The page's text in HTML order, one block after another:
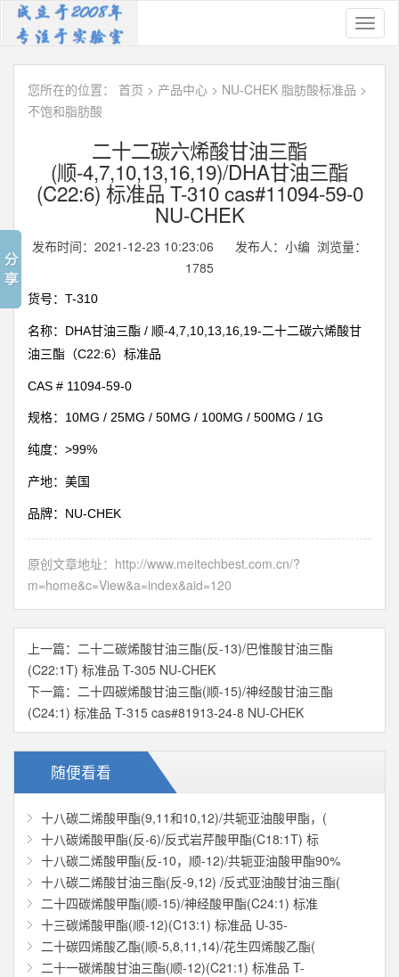
您所在的位置： 首页 > 产品中心 > NU-CHEK 脂肪酸标准品 >
不饱和脂肪酸
二十二碳六烯酸甘油三酯
(顺-4,7,10,13,16,19)/DHA甘油三酯
(C22:6) 标准品 T-310 cas#11094-59-0
NU-CHEK
发布时间：2021-12-23 10:23:06 发布人：小编 浏览量：
1785
货号： T-310
名称： DHA甘油三酯 / 顺-4,7,10,13,16,19-二十二碳六烯酸甘
油三酯（C22:6）标准品
CAS # 11094-59-0
规格： 10MG / 25MG / 50MG / 100MG / 500MG / 1G
纯度： >99%
产地：美国
品牌： NU-CHEK
原创文章地址： http://www.meitechbest.com.cn/?
m=home&c=View&a=index&aid=120
上一篇： 二十二碳烯酸甘油三酯(反-13)/巴惟酸甘油三酯
(C22:1T) 标准品 T-305 NU-CHEK
下一篇： 二十四碳烯酸甘油三酯(顺-15)/神经酸甘油三酯
(C24:1) 标准品 T-315 cas#81913-24-8 NU-CHEK
随便看看
十八碳二烯酸甲酯(9,11和10,12)/共轭亚油酸甲酯，(
十八碳烯酸甲酯(反-6)/反式岩芹酸甲酯(C18:1T) 标
十八碳二烯酸甲酯(反-10，顺-12)/共轭亚油酸甲酯90%
十八碳二烯酸甘油三酯(反-9,12) /反式亚油酸甘油三酯(
二十四碳烯酸甲酯(顺-15)/神经酸甲酯(C24:1) 标准
十三碳烯酸甲酯(顺-12)(C13:1) 标准品 U-35-
二十碳四烯酸乙酯(顺-5,8,11,14)/花生四烯酸乙酯(
二十一碳烯酸甘油三酯(顺-12)(C21:1) 标准品 T-